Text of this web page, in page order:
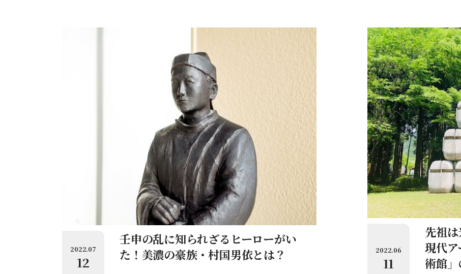
2022.07
12
壬申の乱に知られざるヒーローがい
た！美濃の豪族・村国男依とは？
2022.06
11
先祖
現代
術館